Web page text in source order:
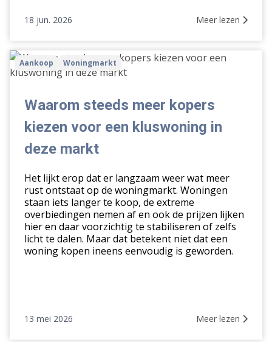
18 jun. 2026 Meer lezen
Waarom
steeds
kopers
voor
een
deze
markt
Aankoop Woningmarkt
Waarom steeds meer kopers
kiezen voor een kluswoning in
deze markt
Het lijkt erop dat er langzaam weer wat meer
rust ontstaat op de woningmarkt. Woningen
staan iets langer te koop, de extreme
overbiedingen nemen af en ook de prijzen lijken
hier en daar voorzichtig te stabiliseren of zelfs
licht te dalen. Maar dat betekent niet dat een
woning kopen ineens eenvoudig is geworden.
13 mei 2026 Meer lezen